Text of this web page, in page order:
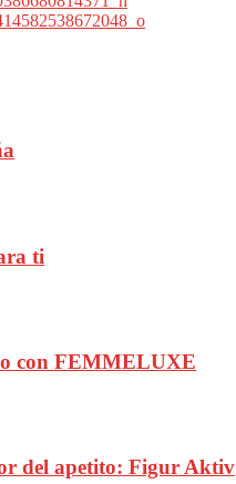
ti
con FEMMELUXE
del apetito: Figur Aktiv